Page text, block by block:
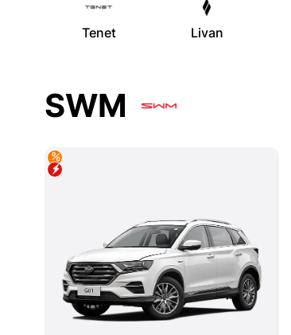
Tenet Livan
SWM